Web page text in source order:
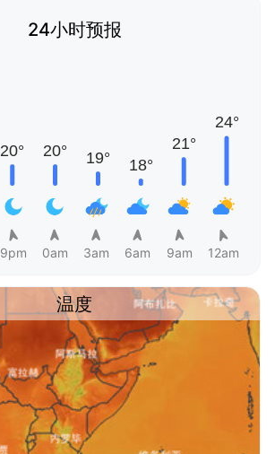
24小时预报
9pm 0am 3am 6am 9am 12am
温度